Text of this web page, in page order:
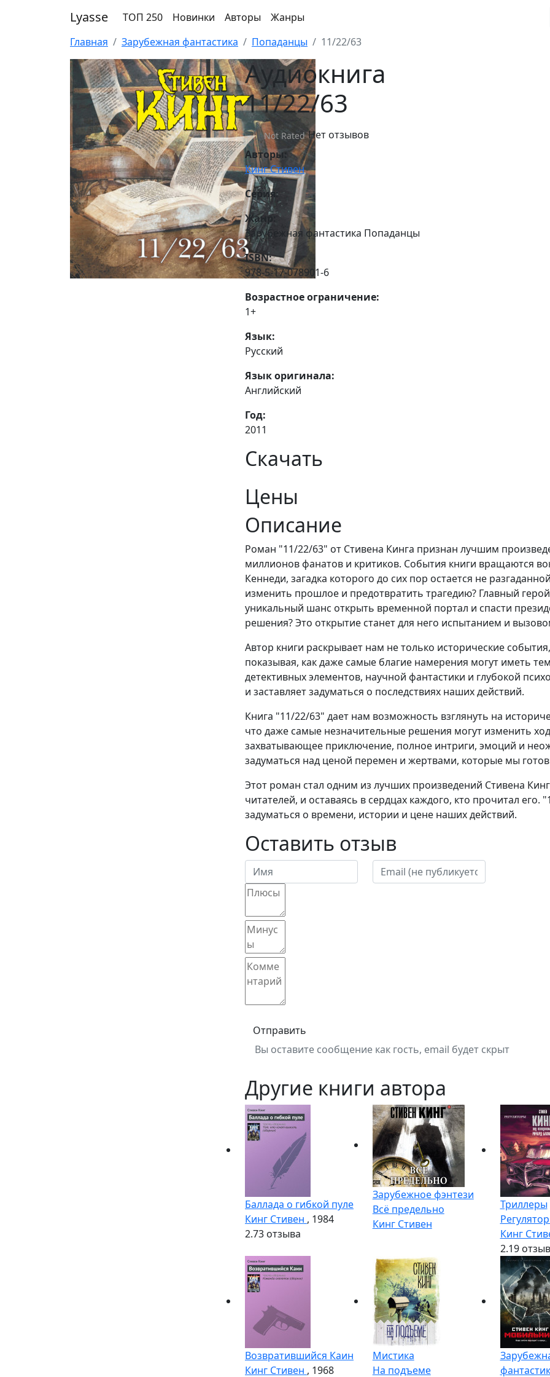
Lyasse ТОП 250 Новинки Авторы Жанры
Главная
Зарубежная фантастика Попаданцы 11/22/63
Аудиокнига
11/22/63
Not Rated Нет отзывов
Авторы:
Кинг Стивен
Серия:
Жанр:
Зарубежная фантастика Попаданцы
ISBN:
978-5-17-078901-6
Возрастное ограничение:
1+
Язык:
Русский
Язык оригинала:
Английский
Год:
2011
Скачать
Цены
Описание
Роман "11/22/63" от Стивена Кинга признан лучшим
миллионов фанатов и критиков. События книги вращаются
Кеннеди, загадка которого до сих пор остается не
изменить прошлое и предотвратить трагедию? Главный
уникальный шанс открыть временной портал и спасти
решения? Это открытие станет для него испытанием и
Автор книги раскрывает нам не только исторические
показывая, как даже самые благие намерения могут иметь
детективных элементов, научной фантастики и глубокой
и заставляет задуматься о последствиях наших действий.
Книга "11/22/63" дает нам возможность взглянуть на
что даже самые незначительные решения могут изменить
захватывающее приключение, полное интриги, эмоций и
задуматься над ценой перемен и жертвами, которые мы
Этот роман стал одним из лучших произведений Стивена
читателей, и оставаясь в сердцах каждого, кто прочитал его.
задуматься о времени, истории и цене наших действий.
Оставить отзыв
Отправить
Вы оставите сообщение как гость, email будет скрыт
Другие книги автора
Баллада о гибкой пуле
Кинг Стивен , 1984
2.73 отзыва
Зарубежное фэнтези
Всё предельно
Кинг Стивен
Триллеры
Кинг
2.19
Возвратившийся Каин
Кинг Стивен , 1968
Мистика
На подъеме